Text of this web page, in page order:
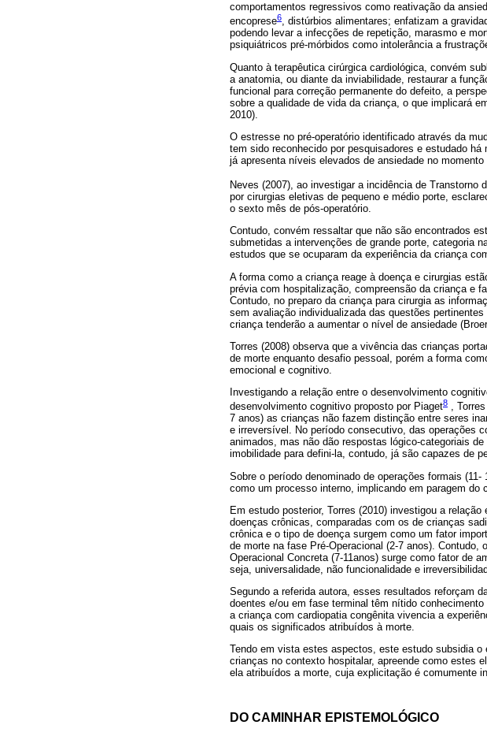
comportamentos regressivos como reativação da
encoprese6, distúrbios alimentares; enfatizam a
podendo levar a infecções de repetição, marasmo e
psiquiátricos pré-mórbidos como intolerância a
Quanto à terapêutica cirúrgica cardiológica, convém
a anatomia, ou diante da inviabilidade, restaurar a
funcional para correção permanente do defeito, a
sobre a qualidade de vida da criança, o que implicará
2010).
O estresse no pré-operatório identificado através da
tem sido reconhecido por pesquisadores e estudado
já apresenta níveis elevados de ansiedade no
Neves (2007), ao investigar a incidência de Transtorno
por cirurgias eletivas de pequeno e médio porte,
o sexto mês de pós-operatório.
Contudo, convém ressaltar que não são encontrados
submetidas a intervenções de grande porte, categoria
estudos que se ocuparam da experiência da criança
A forma como a criança reage à doença e cirurgias
prévia com hospitalização, compreensão da criança e
Contudo, no preparo da criança para cirurgia as
sem avaliação individualizada das questões
criança tenderão a aumentar o nível de ansiedade
Torres (2008) observa que a vivência das crianças
de morte enquanto desafio pessoal, porém a forma
emocional e cognitivo.
Investigando a relação entre o desenvolvimento
desenvolvimento cognitivo proposto por Piaget8 ,
7 anos) as crianças não fazem distinção entre seres
e irreversível. No período consecutivo, das operações
animados, mas não dão respostas lógico-categoriais
imobilidade para defini-la, contudo, já são capazes de
Sobre o período denominado de operações formais
como um processo interno, implicando em paragem do
Em estudo posterior, Torres (2010) investigou a
doenças crônicas, comparadas com os de crianças
crônica e o tipo de doença surgem como um fator
de morte na fase Pré-Operacional (2-7 anos).
Operacional Concreta (7-11anos) surge como fator de
seja, universalidade, não funcionalidade e
Segundo a referida autora, esses resultados reforçam
doentes e/ou em fase terminal têm nítido
a criança com cardiopatia congênita vivencia a
quais os significados atribuídos à morte.
Tendo em vista estes aspectos, este estudo subsidia
crianças no contexto hospitalar, apreende como estes
ela atribuídos a morte, cuja explicitação é comumente
DO CAMINHAR EPISTEMOLÓGICO